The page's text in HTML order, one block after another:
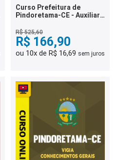
Curso Prefeitura de
Pindoretama-CE - Auxiliar
Conhecimentos Gerais
R$ 525,60
R$ 166,90
ou 10x de R$ 16,69 sem juros